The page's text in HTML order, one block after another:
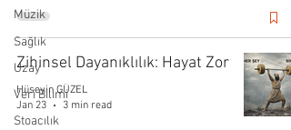
Müzik
Sağlık
Uzay
Veri Bilimi
Stoacılık
Zihinsel Dayanıklılık: Hayat Zor
Hüseyin GÜZEL
Jan 23
3 min read